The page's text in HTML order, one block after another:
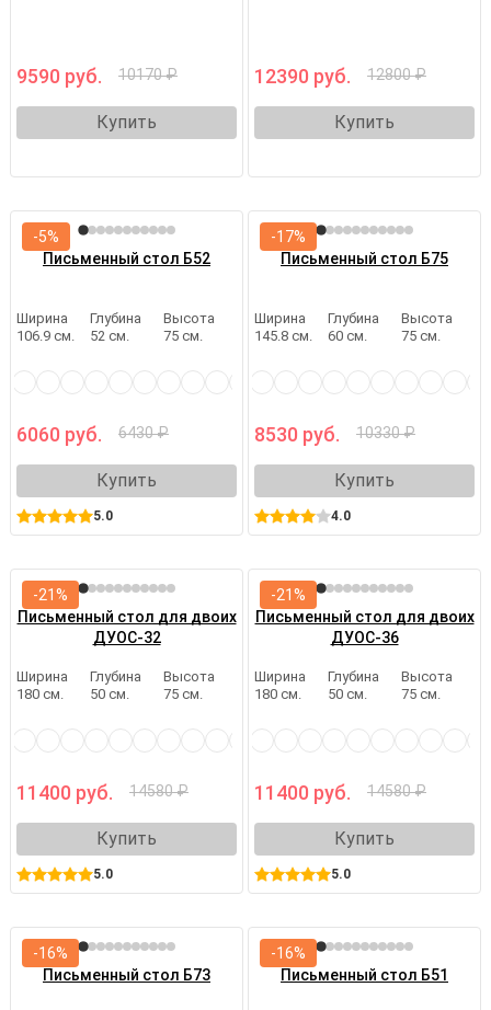
9590 руб. 10170 ₽
Купить
12390 руб. 12800 ₽
Купить
Письменный стол Б52
Ширина
106.9 см.
Глубина
52 см.
Высота
75 см.
6060 руб. 6430 ₽
Купить
5.0
-5%
Письменный стол Б75
Ширина
145.8 см.
Глубина
60 см.
Высота
75 см.
8530 руб. 10330 ₽
Купить
4.0
-17%
Письменный стол для двоих
ДУОС-32
Ширина
180 см.
Глубина
50 см.
Высота
75 см.
11400 руб. 14580 ₽
Купить
5.0
-21%
Письменный стол для двоих
ДУОС-36
Ширина
180 см.
Глубина
50 см.
Высота
75 см.
11400 руб. 14580 ₽
Купить
5.0
-21%
Письменный стол Б73
-16%
Письменный стол Б51
-16%